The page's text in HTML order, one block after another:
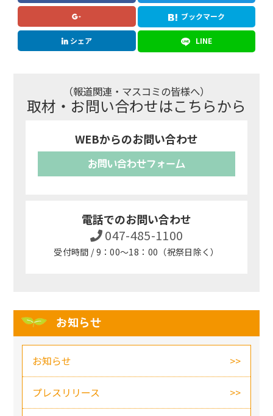
ブックマーク
シェア LINE
（報道関連・マスコミの皆様へ）
取材・お問い合わせはこちらから
WEBからのお問い合わせ
お問い合わせフォーム
電話でのお問い合わせ
047-485-1100
受付時間 / 9：00～18：00（祝祭日除く）
お知らせ
お知らせ
プレスリリース